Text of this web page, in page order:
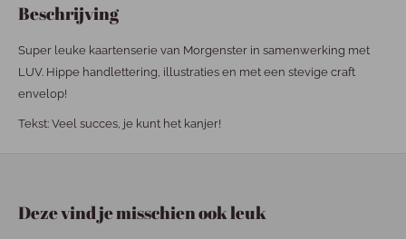
Beschrijving
Super leuke kaartenserie van Morgenster in samenwerking met
LUV. Hippe handlettering, illustraties en met een stevige craft
envelop!
Tekst: Veel succes, je kunt het kanjer!
Deze vind je misschien ook leuk